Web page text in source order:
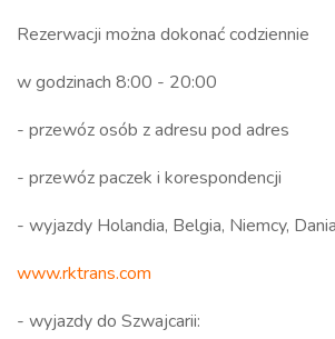
Rezerwacji można dokonać codziennie
w godzinach 8:00 - 20:00
- przewóz osób z adresu pod adres
- przewóz paczek i korespondencji
- wyjazdy Holandia, Belgia, Niemcy,
www.rktrans.com
- wyjazdy do Szwajcarii: